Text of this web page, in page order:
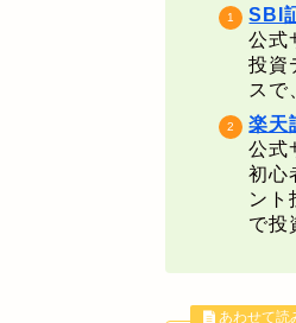
SBI
公式
投資
スで
楽天
公式
初心
ント
で投